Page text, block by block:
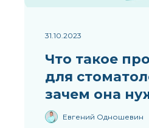
31.10.2023
Что такое
для
зачем она
Евгений Одношевин